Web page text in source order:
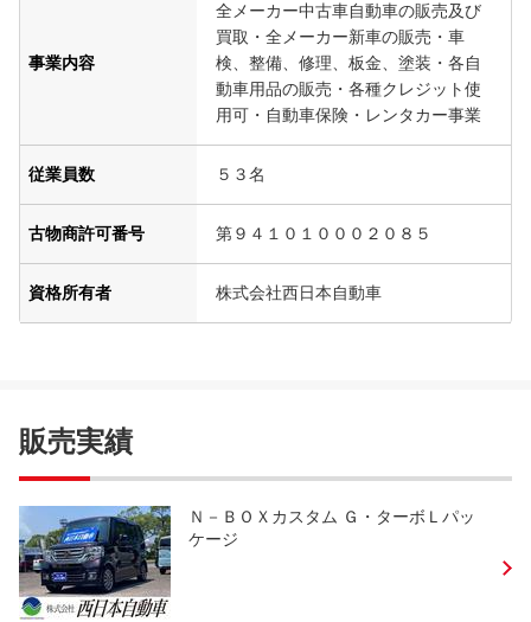
事業内容
全メーカー中古車自動車の販売及び
買取・全メーカー新車の販売・車
検、整備、修理、板金、塗装・各自
動車用品の販売・各種クレジット使
用可・自動車保険・レンタカー事業
従業員数 ５３名
古物商許可番号 第９４１０１０００２０８５
資格所有者 株式会社西日本自動車
販売実績
Ｎ－ＢＯＸカスタム Ｇ・ターボＬパッ
ケージ